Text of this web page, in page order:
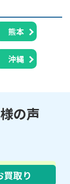
熊本
沖縄
の声
買取り